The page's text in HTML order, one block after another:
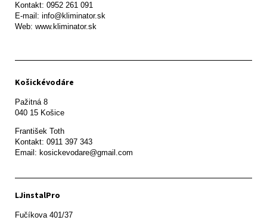
Kontakt: 0952 261 091
E-mail: info@kliminator.sk
Web: www.kliminator.sk
Košickévodáre
Pažitná 8
František Toth
Kontakt: 0911 397 343
Email: kosickevodare@gmail.com
LJinstalPro
Fučíkova 401/37